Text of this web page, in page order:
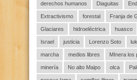
derechos humanos Diaguitas
Extractivismo forestal Franja de
Glaciares hidroeléctrica huasco
Israel justicia Lorenzo Soto
marcha medios libres MInera los
minería No alto Maipo olca